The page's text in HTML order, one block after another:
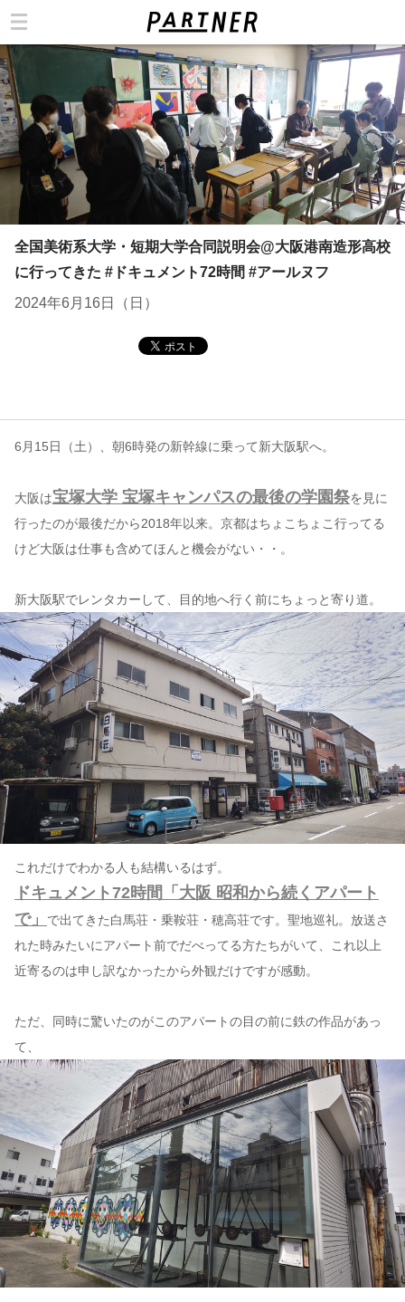
全国美術系大学・短期大学合同説明会@大阪港南造形高校
に行ってきた #ドキュメント72時間 #アールヌフ
2024年6月16日（日）
6月15日（土）、朝6時発の新幹線に乗って新大阪駅へ。
大阪は宝塚大学 宝塚キャンパスの最後の学園祭を見に
行ったのが最後だから2018年以来。京都はちょこちょこ行ってる
けど大阪は仕事も含めてほんと機会がない・・。
新大阪駅でレンタカーして、目的地へ行く前にちょっと寄り道。
これだけでわかる人も結構いるはず。
ドキュメント72時間「大阪 昭和から続くアパート
で」
で出てきた白馬荘・乗鞍荘・穂高荘です。聖地巡礼。放送さ
れた時みたいにアパート前でだべってる方たちがいて、これ以上
近寄るのは申し訳なかったから外観だけですが感動。
ただ、同時に驚いたのがこのアパートの目の前に鉄の作品があっ
て、
カテゴリ
コンテンツ